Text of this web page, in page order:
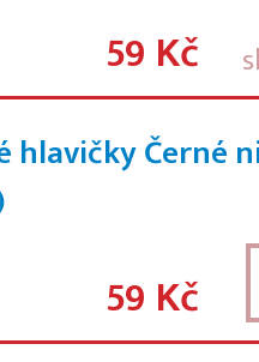
59 Kč
hlavičky Černé
59 Kč